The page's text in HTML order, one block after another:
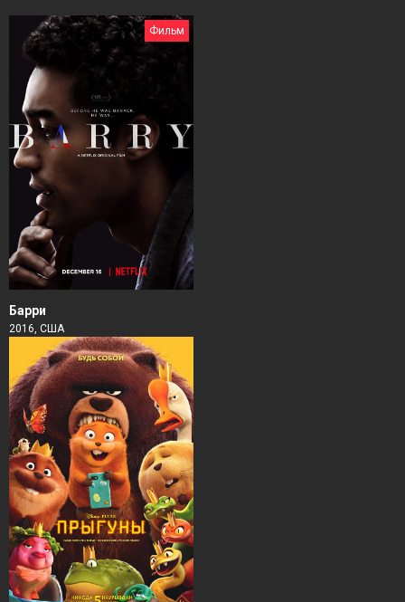
Фильм
Барри
2016, США